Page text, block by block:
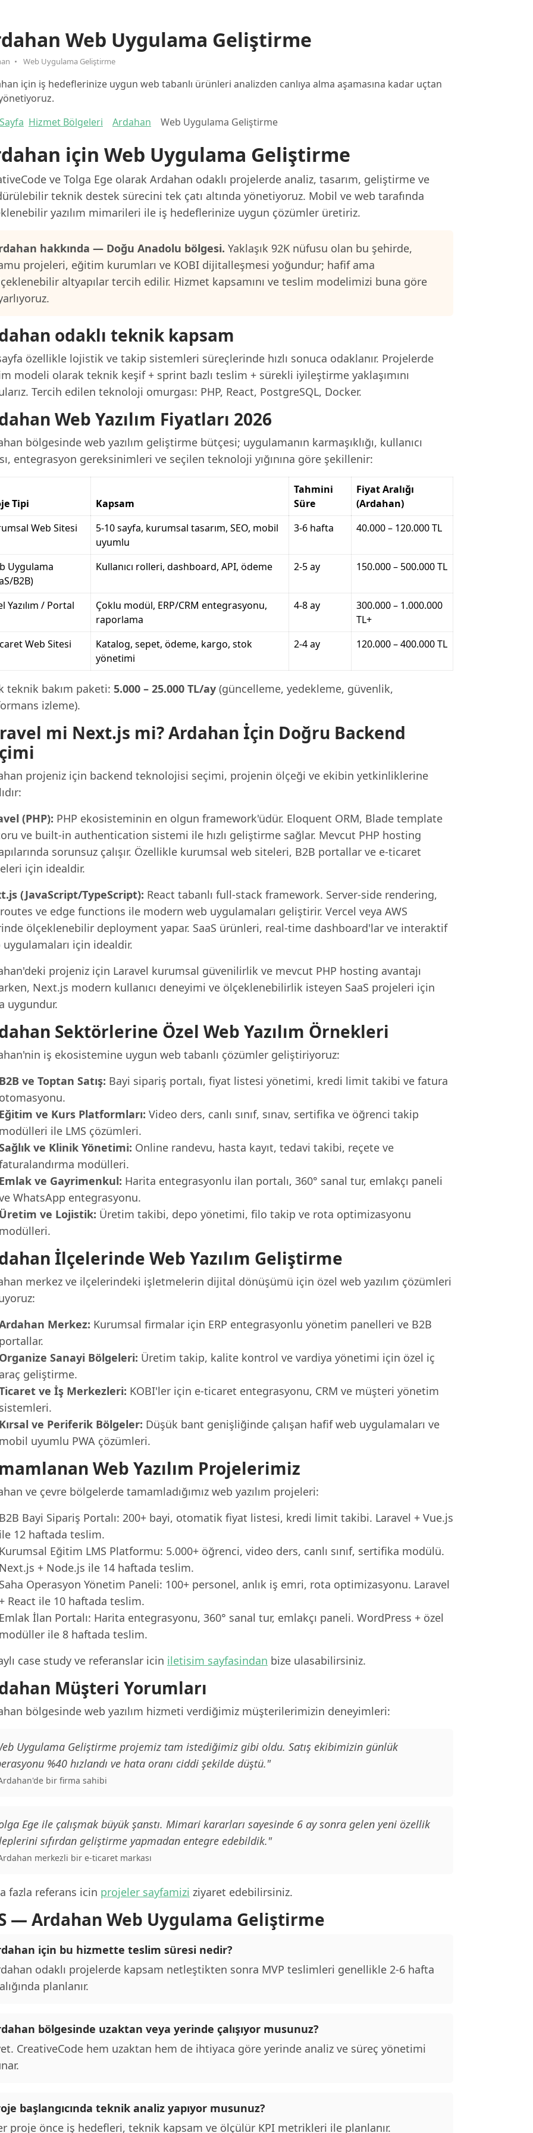
Web Uygulama Geliştirme
Web Uygulama Geliştirme
için iş hedeflerinize uygun web tabanlı ürünleri analizden canlıya alma aşamasına kadar uçtan
Hizmet Bölgeleri Ardahan Web Uygulama Geliştirme
için Web Uygulama Geliştirme
ve Tolga Ege olarak Ardahan odaklı projelerde analiz, tasarım, geliştirme ve
teknik destek sürecini tek çatı altında yönetiyoruz. Mobil ve web tarafında
yazılım mimarileri ile iş hedeflerinize uygun çözümler üretiriz.
hakkında — Doğu Anadolu bölgesi. Yaklaşık 92K nüfusu olan bu şehirde,
projeleri, eğitim kurumları ve KOBI dijitalleşmesi yoğundur; hafif ama
altyapılar tercih edilir. Hizmet kapsamını ve teslim modelimizi buna göre
odaklı teknik kapsam
özellikle lojistik ve takip sistemleri süreçlerinde hızlı sonuca odaklanır. Projelerde
modeli olarak teknik keşif + sprint bazlı teslim + sürekli iyileştirme yaklaşımını
Tercih edilen teknoloji omurgası: PHP, React, PostgreSQL, Docker.
Web Yazılım Fiyatları 2026
bölgesinde web yazılım geliştirme bütçesi; uygulamanın karmaşıklığı, kullanıcı
entegrasyon gereksinimleri ve seçilen teknoloji yığınına göre şekillenir:
Tipi Kapsam
Tahmini
Süre
Fiyat Aralığı
(Ardahan)
Web Sitesi
5-10 sayfa, kurumsal tasarım, SEO, mobil
uyumlu
3-6 hafta 40.000 – 120.000 TL
Uygulama
B2B)
Kullanıcı rolleri, dashboard, API, ödeme 2-5 ay 150.000 – 500.000 TL
Yazılım / Portal
Çoklu modül, ERP/CRM entegrasyonu,
raporlama
4-8 ay
300.000 – 1.000.000
TL+
Web Sitesi
Katalog, sepet, ödeme, kargo, stok
yönetimi
2-4 ay 120.000 – 400.000 TL
teknik bakım paketi: 5.000 – 25.000 TL/ay (güncelleme, yedekleme, güvenlik,
izleme).
mi Next.js mi? Ardahan İçin Doğru Backend
projeniz için backend teknolojisi seçimi, projenin ölçeği ve ekibin yetkinliklerine
(PHP): PHP ekosisteminin en olgun framework'üdür. Eloquent ORM, Blade template
ve built-in authentication sistemi ile hızlı geliştirme sağlar. Mevcut PHP hosting
sorunsuz çalışır. Özellikle kurumsal web siteleri, B2B portallar ve e-ticaret
için idealdir.
(JavaScript/TypeScript): React tabanlı full-stack framework. Server-side rendering,
ve edge functions ile modern web uygulamaları geliştirir. Vercel veya AWS
ölçeklenebilir deployment yapar. SaaS ürünleri, real-time dashboard'lar ve interaktif
uygulamaları için idealdir.
projeniz için Laravel kurumsal güvenilirlik ve mevcut PHP hosting avantajı
Next.js modern kullanıcı deneyimi ve ölçeklenebilirlik isteyen SaaS projeleri için
uygundur.
Sektörlerine Özel Web Yazılım Örnekleri
iş ekosistemine uygun web tabanlı çözümler geliştiriyoruz:
B2B ve Toptan Satış: Bayi sipariş portalı, fiyat listesi yönetimi, kredi limit takibi ve fatura
otomasyonu.
Eğitim ve Kurs Platformları: Video ders, canlı sınıf, sınav, sertifika ve öğrenci takip
modülleri ile LMS çözümleri.
ve Klinik Yönetimi: Online randevu, hasta kayıt, tedavi takibi, reçete ve
modülleri.
Emlak ve Gayrimenkul: Harita entegrasyonlu ilan portalı, 360° sanal tur, emlakçı paneli
WhatsApp entegrasyonu.
Üretim ve Lojistik: Üretim takibi, depo yönetimi, filo takip ve rota optimizasyonu
modülleri.
İlçelerinde Web Yazılım Geliştirme
merkez ve ilçelerindeki işletmelerin dijital dönüşümü için özel web yazılım çözümleri
Merkez: Kurumsal firmalar için ERP entegrasyonlu yönetim panelleri ve B2B
portallar.
Organize Sanayi Bölgeleri: Üretim takip, kalite kontrol ve vardiya yönetimi için özel iç
araç geliştirme.
ve İş Merkezleri: KOBI'ler için e-ticaret entegrasyonu, CRM ve müşteri yönetim
sistemleri.
Kırsal ve Periferik Bölgeler: Düşük bant genişliğinde çalışan hafif web uygulamaları ve
mobil uyumlu PWA çözümleri.
Web Yazılım Projelerimiz
ve çevre bölgelerde tamamladığımız web yazılım projeleri:
B2B Bayi Sipariş Portalı: 200+ bayi, otomatik fiyat listesi, kredi limit takibi. Laravel + Vue.js
ile 12 haftada teslim.
Kurumsal Eğitim LMS Platformu: 5.000+ öğrenci, video ders, canlı sınıf, sertifika modülü.
Next.js + Node.js ile 14 haftada teslim.
Saha Operasyon Yönetim Paneli: 100+ personel, anlık iş emri, rota optimizasyonu. Laravel
+ React ile 10 haftada teslim.
Emlak İlan Portalı: Harita entegrasyonu, 360° sanal tur, emlakçı paneli. WordPress + özel
modüller ile 8 haftada teslim.
case study ve referanslar icin iletisim sayfasindan bize ulasabilirsiniz.
Müşteri Yorumları
bölgesinde web yazılım hizmeti verdiğimiz müşterilerimizin deneyimleri:
Uygulama Geliştirme projemiz tam istediğimiz gibi oldu. Satış ekibimizin günlük
%40 hızlandı ve hata oranı ciddi şekilde düştü."
bir firma sahibi
Ege ile çalışmak büyük şanstı. Mimari kararları sayesinde 6 ay sonra gelen yeni özellik
sıfırdan geliştirme yapmadan entegre edebildik."
merkezli bir e-ticaret markası
fazla referans icin projeler sayfamizi ziyaret edebilirsiniz.
— Ardahan Web Uygulama Geliştirme
için bu hizmette teslim süresi nedir?
odaklı projelerde kapsam netleştikten sonra MVP teslimleri genellikle 2-6 hafta
planlanır.
bölgesinde uzaktan veya yerinde çalışıyor musunuz?
CreativeCode hem uzaktan hem de ihtiyaca göre yerinde analiz ve süreç yönetimi
başlangıcında teknik analiz yapıyor musunuz?
proje önce iş hedefleri, teknik kapsam ve ölçülür KPI metrikleri ile planlanır.